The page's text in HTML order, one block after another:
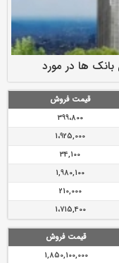
مدیرعامل بیمه
ها در مورد
قیمت فروش
399،800
1،925,000
34,100
1,980,100
210,000
1،715,400
قیمت فروش
1,850,100,000